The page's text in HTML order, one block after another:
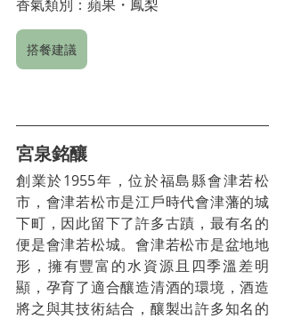
香氣類別：蘋果・鳳梨
搭餐建議
宮泉銘釀
創業於1955年，位於福島縣會津若松
市，會津若松市是江戶時代會津藩的城
下町，因此留下了許多古蹟，最有名的
便是會津若松城。會津若松市是盆地地
形，擁有豐富的水資源且四季溫差明
顯，孕育了適合釀造清酒的環境，酒造
將之與其技術結合，釀製出許多知名的